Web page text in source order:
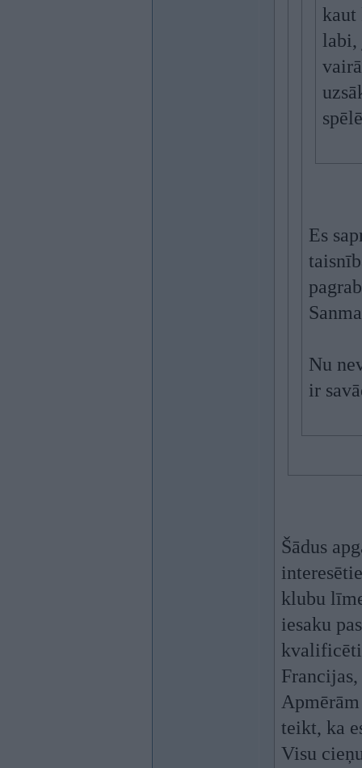
kaut
labi,
Es
Nu
ir
Šādus
klubu
iesaku
teikt, ka
Visu